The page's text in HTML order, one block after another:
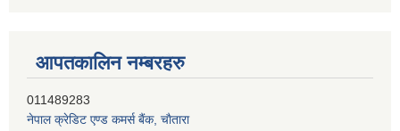
आपतकालिन नम्बरहरु
नेपाल क्रेडिट एण्ड कमर्स बैंक, चाैतारा
011620402